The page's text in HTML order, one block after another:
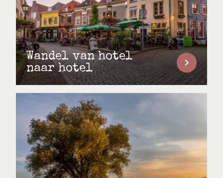
Wandel van hotel
naar hotel